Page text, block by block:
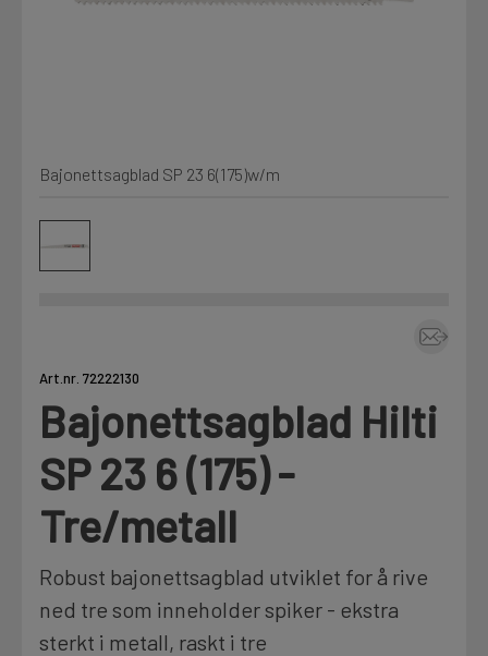
Annet
Fag
Motek
Finn butikk
Kontakt og åpningstider
Prislister
Firmainformasjon
LOGG UT
Bajonettsagblad SP 23 6(175)w/m
Art.nr. 72222130
Bajonettsagblad Hilti
SP 23 6 (175) -
Tre/metall
Robust bajonettsagblad utviklet for å rive
ned tre som inneholder spiker - ekstra
sterkt i metall, raskt i tre